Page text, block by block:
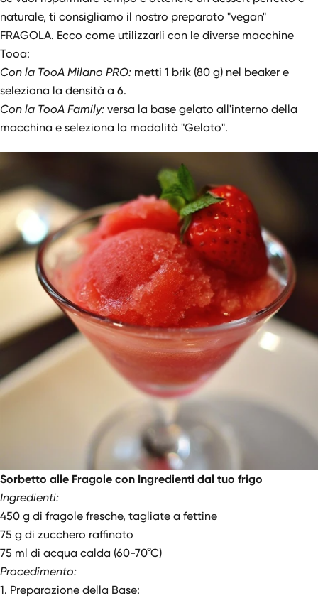
naturale, ti consigliamo il nostro preparato "vegan"
FRAGOLA. Ecco come utilizzarli con le diverse macchine
Tooa:
Con la TooA Milano PRO: metti 1 brik (80 g) nel beaker e
seleziona la densità a 6.
Con la TooA Family: versa la base gelato all'interno della
macchina e seleziona la modalità "Gelato".
Sorbetto alle Fragole con Ingredienti dal tuo frigo
Ingredienti:
450 g di fragole fresche, tagliate a fettine
75 g di zucchero raffinato
75 ml di acqua calda (60-70°C)
Procedimento:
1. Preparazione della Base: